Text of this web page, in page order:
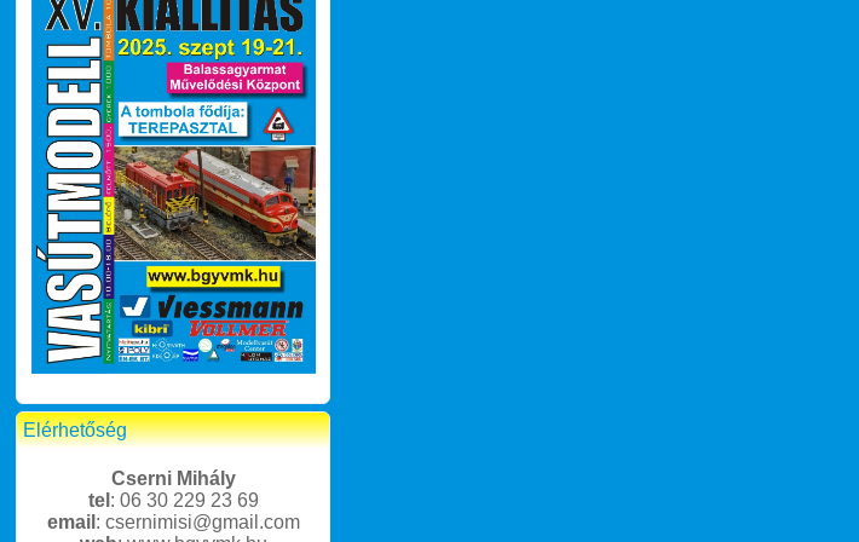
Elérhetőség
Cserni Mihály
tel : 06 30 229 23 69
email : csernimisi@gmail.com